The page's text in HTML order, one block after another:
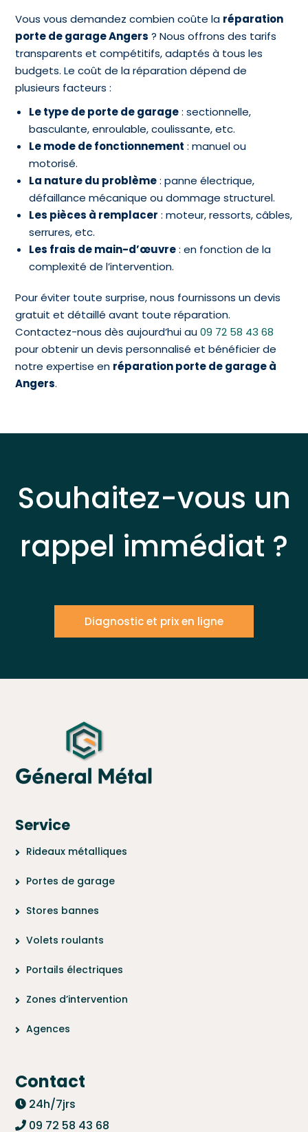
Vous vous demandez combien coûte la réparation
porte de garage Angers ? Nous offrons des tarifs
transparents et compétitifs, adaptés à tous les
budgets. Le coût de la réparation dépend de
plusieurs facteurs :
Le type de porte de garage: sectionnelle,
basculante, enroulable, coulissante, etc.
Le mode de fonctionnement : manuel ou
motorisé.
La nature du problème: panne électrique,
défaillance mécanique ou dommage structurel.
Les pièces à remplacer : moteur, ressorts, câbles,
serrures, etc.
Les frais de main-d’œuvre: en fonction de la
complexité de l’intervention.
Pour éviter toute surprise, nous fournissons un devis
gratuit et détaillé avant toute réparation.
Contactez-nous dès aujourd’hui au09 72 58 43 68
pour obtenir un devis personnalisé et bénéficier de
notre expertise en réparation porte de garage à
Angers.
Souhaitez-vous un
rappel immédiat ?
Diagnostic et prix en ligne
Service
Rideaux métalliques
Portes de garage
Stores bannes
Volets roulants
Portails électriques
Zones d’intervention
Agences
Contact
24h/7jrs
09 72 58 43 68